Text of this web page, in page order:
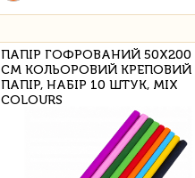
ПАПІР ГОФРОВАНИЙ 50Х200
СМ КОЛЬОРОВИЙ КРЕПОВИЙ
ПАПІР, НАБІР 10 ШТУК, MIX
COLOURS